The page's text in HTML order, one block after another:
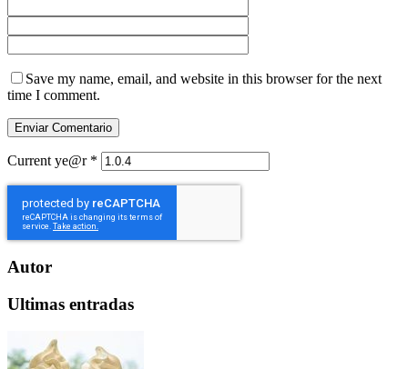
Save my name, email, and website in this browser for the next
time I comment.
Current ye@r *
Autor
Ultimas entradas